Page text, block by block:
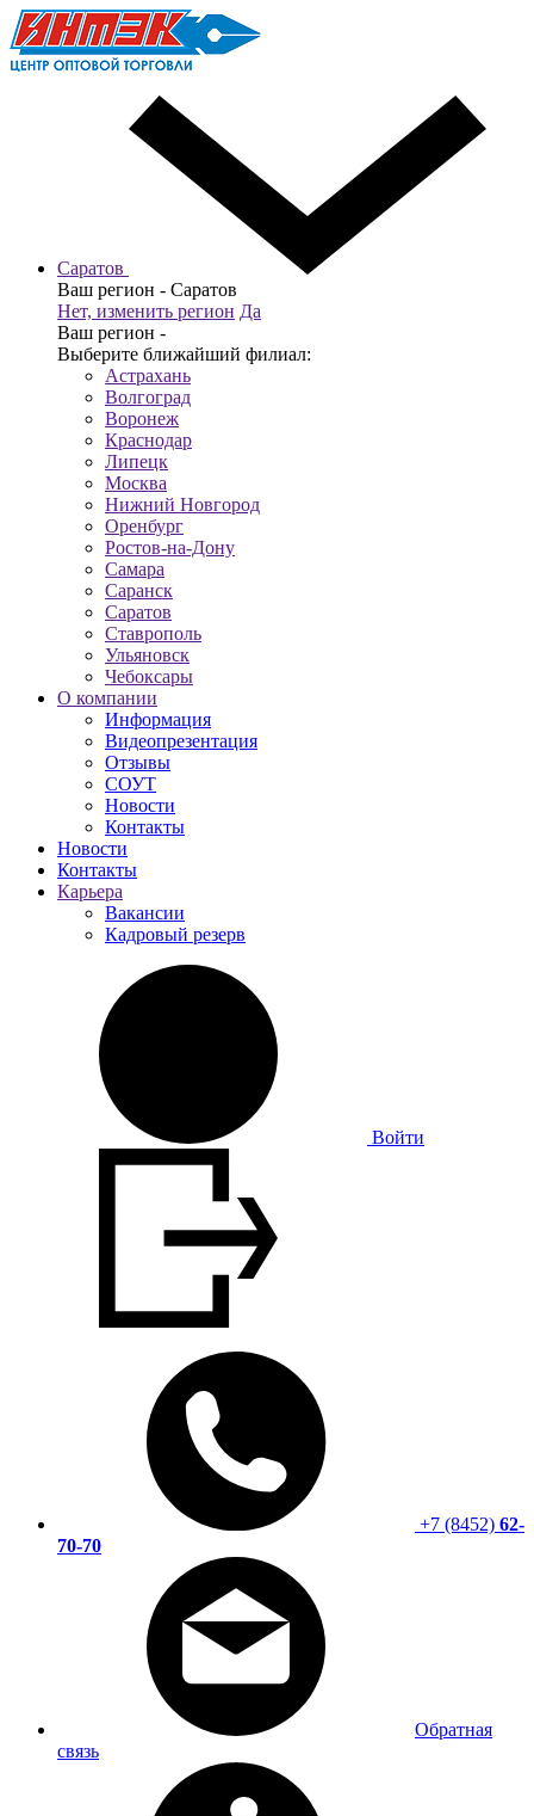
Саратов
Ваш регион - Саратов
Нет, изменить регион Да
Ваш регион -
Выберите ближайший филиал:
Астрахань
Волгоград
Воронеж
Краснодар
Липецк
Москва
Нижний Новгород
Оренбург
Ростов-на-Дону
Самара
Саранск
Саратов
Ставрополь
Ульяновск
Чебоксары
О компании
Информация
Видеопрезентация
Отзывы
СОУТ
Новости
Контакты
Новости
Контакты
Карьера
Вакансии
Кадровый резерв
Войти
+7 (8452) 62-
70-70
Обратная
связь